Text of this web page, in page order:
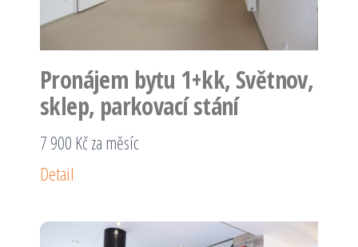
Pronájem bytu 1+kk, Světnov,
sklep, parkovací stání
7 900 Kč za měsíc
Detail